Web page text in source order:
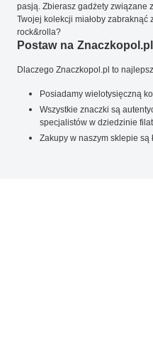
pasją. Zbierasz gadżety związane
Twojej kolekcji miałoby
rock&rolla?
Postaw na Znaczkopol.pl
Dlaczego Znaczkopol.pl to
Posiadamy wielotysięczną
Wszystkie znaczki są
specjalistów w dziedzinie
Zakupy w naszym sklepie są